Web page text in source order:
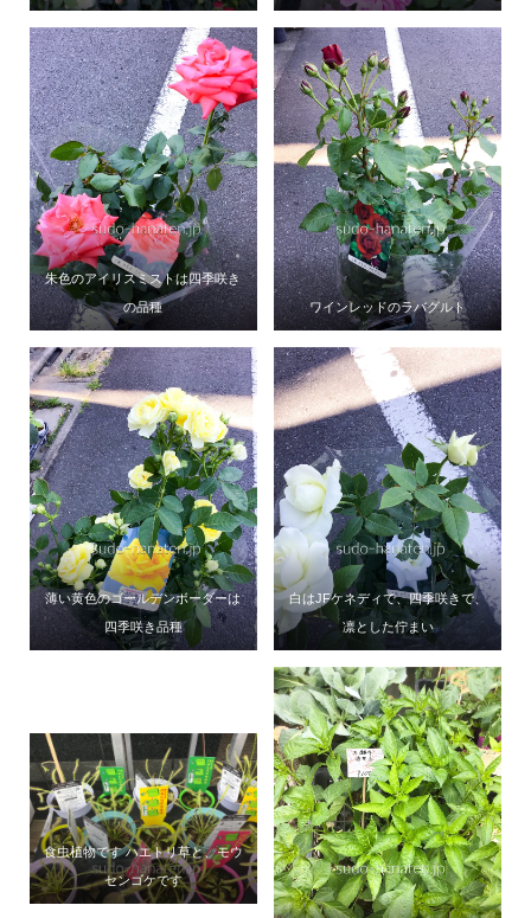
朱色のアイリスミストは四季咲き
の品種
ワインレッドのラバグルト
薄い黄色のゴールデンボーダーは
四季咲き品種
白はJFケネディで、四季咲きで、
凛とした佇まい
食虫植物です ハエトリ草と、モウ
センゴケです